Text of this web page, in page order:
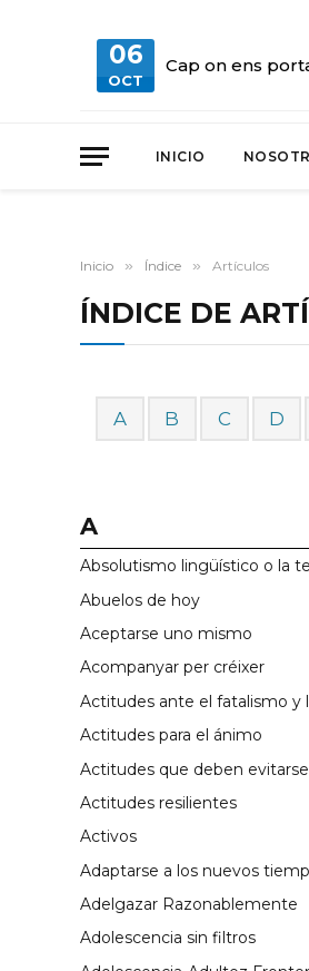
06
OCT
Cap on ens
INICIO
Inicio » Índice » Artículos
ÍNDICE DE
A B C D
A
Absolutismo lingüístico o la
Abuelos de hoy
Aceptarse uno mismo
Acompanyar per créixer
Actitudes ante el fatalismo y
Actitudes para el ánimo
Actitudes que deben evitarse
Actitudes resilientes
Activos
Adaptarse a los nuevos
Adelgazar Razonablemente
Adolescencia sin filtros